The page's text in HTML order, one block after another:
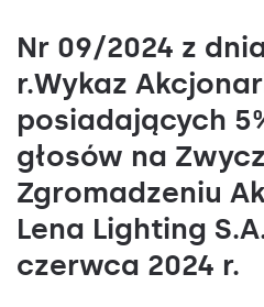
Nr 09/2024 z
r.Wykaz
posiadających
głosów na
Zgromadzeniu
Lena Lighting
czerwca 2024 r.